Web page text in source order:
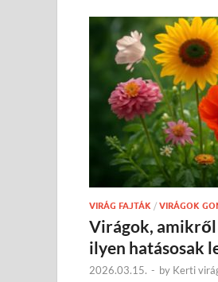
VIRÁG FAJTÁK / VIRÁGOK
Virágok,
ilyen hatásosak
2026.03.15. - by Kerti